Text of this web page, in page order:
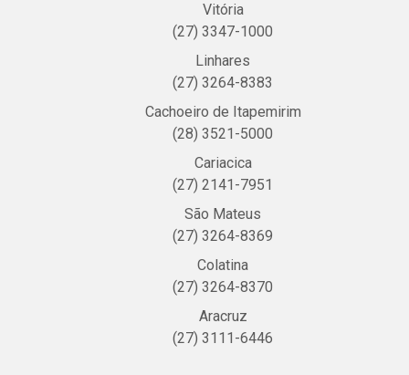
Vitória
(27) 3347-1000
Linhares
(27) 3264-8383
Cachoeiro de Itapemirim
(28) 3521-5000
Cariacica
(27) 2141-7951
São Mateus
(27) 3264-8369
Colatina
(27) 3264-8370
Aracruz
(27) 3111-6446